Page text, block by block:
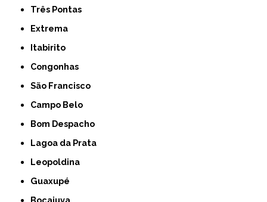
Três Pontas
Extrema
Itabirito
Congonhas
São Francisco
Campo Belo
Bom Despacho
Lagoa da Prata
Leopoldina
Guaxupé
Bocaiuva